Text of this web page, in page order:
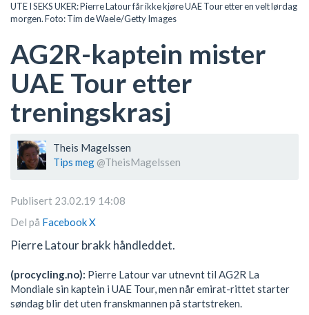
UTE I SEKS UKER: Pierre Latour får ikke kjøre UAE Tour etter en velt lørdag
morgen. Foto: Tim de Waele/Getty Images
AG2R-kaptein mister
UAE Tour etter
treningskrasj
Theis Magelssen
Tips meg @TheisMagelssen
Publisert 23.02.19 14:08
Del på FacebookX
Pierre Latour brakk håndleddet.
(procycling.no): Pierre Latour var utnevnt til AG2R La
Mondiale sin kaptein i UAE Tour, men når emirat-rittet starter
søndag blir det uten franskmannen på startstreken.